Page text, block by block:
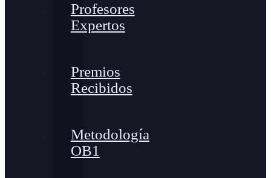
Profesores
Expertos
Premios
Recibidos
Metodología
OB1